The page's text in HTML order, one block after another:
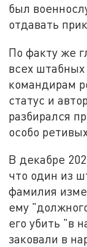
был
отдавать
По факту же
всех
командирам
статус и
разбирался
особо
В декабре
что один из
фамилия
ему
его убить "в
заковали в